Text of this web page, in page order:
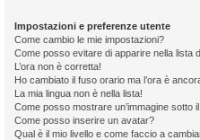
Impostazioni e preferenze utente
Come cambio le mie impostazioni?
Come posso evitare di apparire nella lista
L’ora non è corretta!
Ho cambiato il fuso orario ma l’ora è
La mia lingua non è nella lista!
Come posso mostrare un’immagine sotto
Come posso inserire un avatar?
Qual è il mio livello e come faccio a